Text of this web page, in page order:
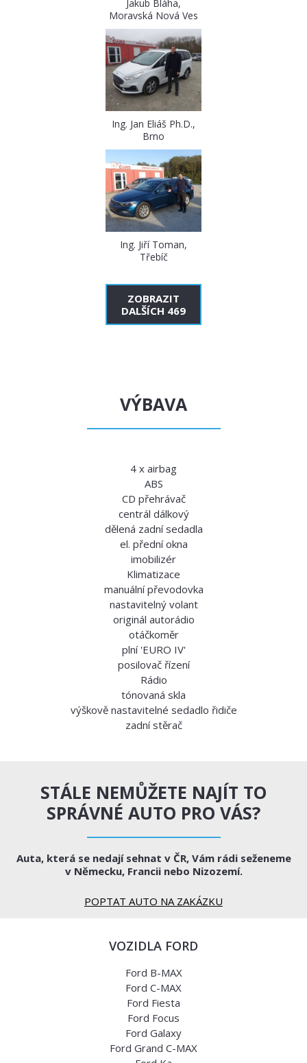
Jakub Bláha,
Moravská Nová Ves
Ing. Jan Eliáš Ph.D.,
Brno
Ing. Jiří Toman,
Třebíč
ZOBRAZIT
DALŠÍCH 469
VÝBAVA
4 x airbag
ABS
CD přehrávač
centrál dálkový
dělená zadní sedadla
el. přední okna
imobilizér
Klimatizace
manuální převodovka
nastavitelný volant
originál autorádio
otáčkoměr
plní 'EURO IV'
posilovač řízení
Rádio
tónovaná skla
výškově nastavitelné sedadlo řidiče
zadní stěrač
STÁLE NEMŮŽETE NAJÍT TO
SPRÁVNÉ AUTO PRO VÁS?
Auta, která se nedají sehnat v ČR, Vám rádi seženeme
v Německu, Francii nebo Nizozemí.
POPTAT AUTO NA ZAKÁZKU
VOZIDLA FORD
Ford B-MAX
Ford C-MAX
Ford Fiesta
Ford Focus
Ford Galaxy
Ford Grand C-MAX